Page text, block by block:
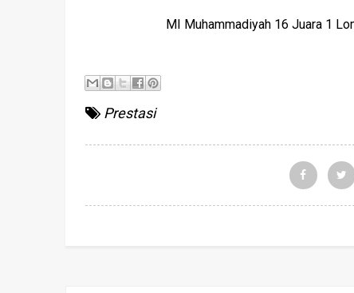
MI Muhammadiyah 16 Juara 1
Prestasi